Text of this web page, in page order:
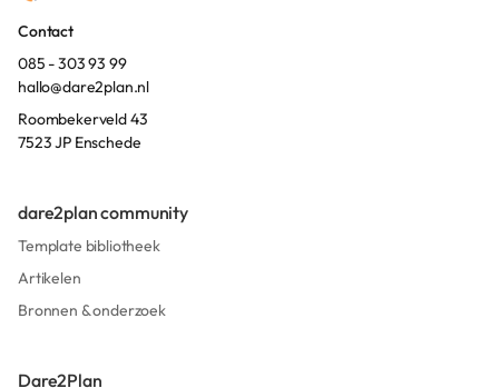
Contact
085 - 303 93 99
hallo@dare2plan.nl
Roombekerveld 43
7523 JP Enschede
dare2plan community
Template bibliotheek
Artikelen
Bronnen & onderzoek
Dare2Plan